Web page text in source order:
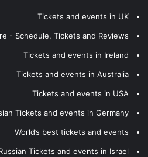
Tickets and events in UK
- Schedule, Tickets and Reviews
Tickets and events in Ireland
Tickets and events in Australia
Tickets and events in USA
Tickets and events in Germany
World’s best tickets and events
Tickets and events in Israel